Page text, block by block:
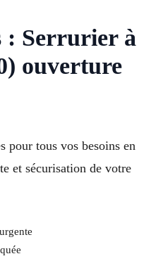
: Serrurier à
ouverture
pour tous vos besoins en
et sécurisation de votre